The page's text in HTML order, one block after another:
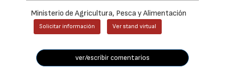
Ministerio de Agricultura, Pesca y Alimentación
Solicitar información Ver stand virtual
ver/escribir comentarios